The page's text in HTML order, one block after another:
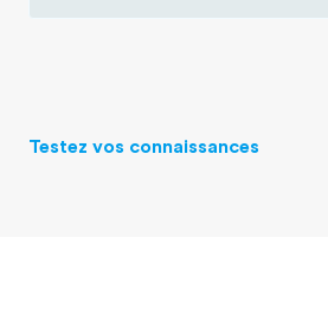
Testez vos connaissances